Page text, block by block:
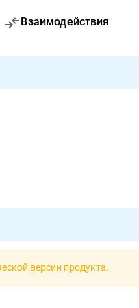
Взаимодействия
версии продукта.